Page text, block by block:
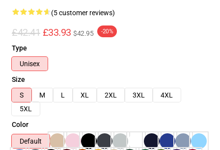
(5 customer reviews)
£42.41 £33.93 $42.95 -20%
Type
Unisex
Size
S
M L XL 2XL 3XL
4XL
5XL
Color
Default